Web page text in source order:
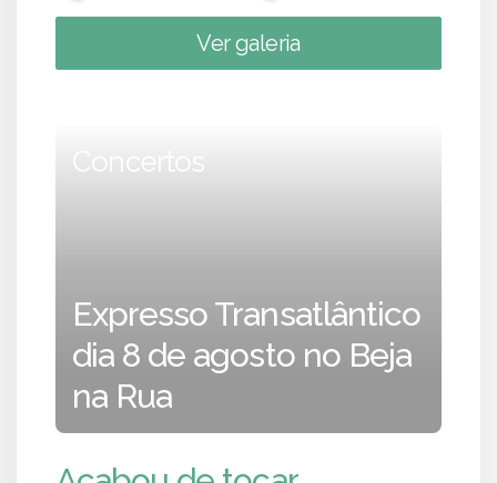
Ver galeria
Concertos
Expresso Transatlântico
dia 8 de agosto no Beja
na Rua